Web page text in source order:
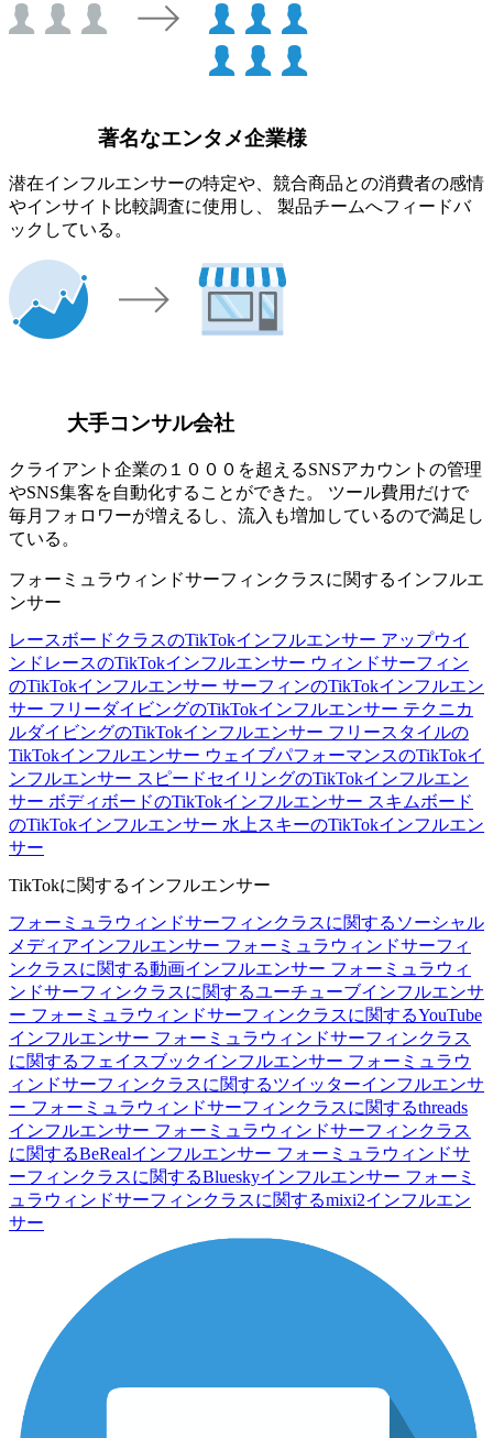
著名なエンタメ企業様
潜在インフルエンサーの特定や、競合商品との消費者の感情
やインサイト比較調査に使用し、 製品チームへフィードバ
ックしている。
大手コンサル会社
クライアント企業の１０００を超えるSNSアカウントの管理
やSNS集客を自動化することができた。 ツール費用だけで
毎月フォロワーが増えるし、流入も増加しているので満足し
ている。
フォーミュラウィンドサーフィンクラスに関するインフルエ
ンサー
レースボードクラスのTikTokインフルエンサー アップウイ
ンドレースのTikTokインフルエンサー ウィンドサーフィン
のTikTokインフルエンサー サーフィンのTikTokインフルエン
サー フリーダイビングのTikTokインフルエンサー テクニカ
ルダイビングのTikTokインフルエンサー フリースタイルの
TikTokインフルエンサー ウェイブパフォーマンスのTikTokイ
ンフルエンサー スピードセイリングのTikTokインフルエン
サー ボディボードのTikTokインフルエンサー スキムボード
のTikTokインフルエンサー 水上スキーのTikTokインフルエン
サー
TikTokに関するインフルエンサー
フォーミュラウィンドサーフィンクラスに関するソーシャル
メディアインフルエンサー フォーミュラウィンドサーフィ
ンクラスに関する動画インフルエンサー フォーミュラウィ
ンドサーフィンクラスに関するユーチューブインフルエンサ
ー フォーミュラウィンドサーフィンクラスに関するYouTube
インフルエンサー フォーミュラウィンドサーフィンクラス
に関するフェイスブックインフルエンサー フォーミュラウ
ィンドサーフィンクラスに関するツイッターインフルエンサ
ー フォーミュラウィンドサーフィンクラスに関するthreads
インフルエンサー フォーミュラウィンドサーフィンクラス
に関するBeRealインフルエンサー フォーミュラウィンドサ
ーフィンクラスに関するBlueskyインフルエンサー フォーミ
ュラウィンドサーフィンクラスに関するmixi2インフルエン
サー